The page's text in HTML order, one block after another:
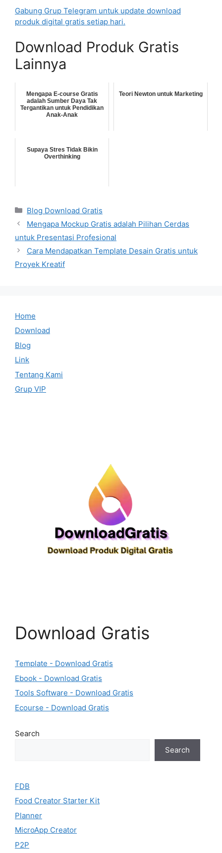
Gabung Grup Telegram untuk update download
produk digital gratis setiap hari.
Download Produk Gratis
Lainnya
Mengapa E-course Gratis
adalah Sumber Daya Tak
Tergantikan untuk Pendidikan
Anak-Anak
Teori Newton untuk Marketing
Supaya Stres Tidak Bikin
Overthinking
Categories
Blog Download Gratis
Mengapa Mockup Gratis adalah Pilihan Cerdas
untuk Presentasi Profesional
Cara Mendapatkan Template Desain Gratis untuk
Proyek Kreatif
Home
Download
Blog
Link
Tentang Kami
Grup VIP
Download Gratis
Template - Download Gratis
Ebook - Download Gratis
Tools Software - Download Gratis
Ecourse - Download Gratis
Search
Search
FDB
Food Creator Starter Kit
Planner
MicroApp Creator
P2P